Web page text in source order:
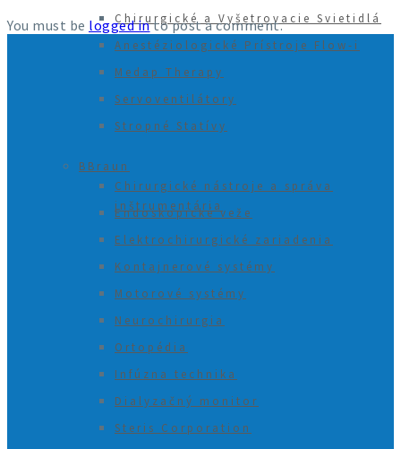
Chirurgické a Vyšetrovacie Svietidlá
Anestéziologické Prístroje Flow-i
Medap Therapy
Servoventilátory
Stropné Statívy
BBraun
Chirurgické nástroje a správa
inštrumentária
Endoskopické veže
Elektrochirurgické zariadenia
Kontajnerové systémy
Motorové systémy
Neurochirurgia
Ortopédia
Infúzna technika
Dialyzačný monitor
Steris Corporation
You must be logged into post a comment.